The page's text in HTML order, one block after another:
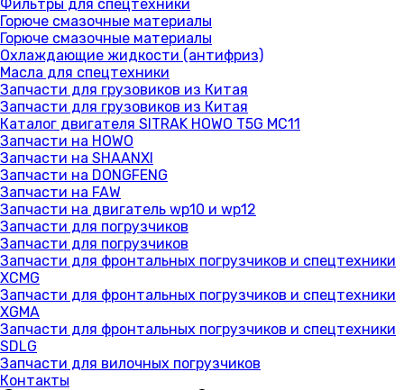
Фильтры для спецтехники
Горюче смазочные материалы
Горюче смазочные материалы
Охлаждающие жидкости (антифриз)
Масла для спецтехники
Запчасти для грузовиков из Китая
Запчасти для грузовиков из Китая
Каталог двигателя SITRAK HOWO T5G MC11
Запчасти на HOWO
Запчасти на SHAANXI
Запчасти на DONGFENG
Запчасти на FAW
Запчасти на двигатель wp10 и wp12
Запчасти для погрузчиков
Запчасти для погрузчиков
Запчасти для фронтальных погрузчиков и спецтехники
XCMG
Запчасти для фронтальных погрузчиков и спецтехники
XGMA
Запчасти для фронтальных погрузчиков и спецтехники
SDLG
Запчасти для вилочных погрузчиков
Контакты